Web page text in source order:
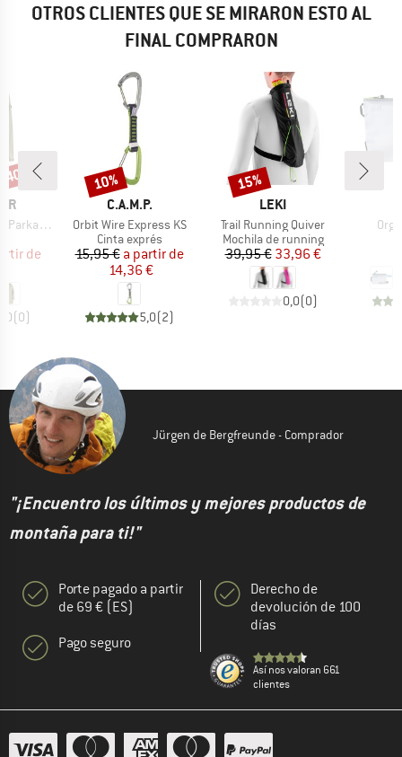
OTROS CLIENTES QUE SE MIRARON ESTO AL
FINAL COMPRARON
W-Pro
reducido
de
(0)
MARCA
C.A.M.P.
Artículo
Orbit Wire Express KS
Product group
Cinta exprés
Precio
15,95 € Precio reducido
a partir de
14,36 €
5,0(2)
Descuento
10%
MARCA
LEKI
Artículo
Trail Running Quiver
Product group
Mochila de running
Precio
39,95 €Precio reducido
33,96 €
0,0(0)
Descuento
15%
Jürgen de Bergfreunde - Comprador
"¡Encuentro los últimos y mejores productos de
montaña para ti!"
Porte pagado a partir
de 69 € (ES)
Pago seguro
Derecho de
devolución de 100
días
Así nos valoran 661
clientes